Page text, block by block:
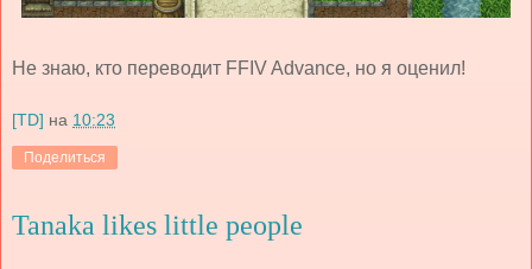
Не знаю, кто переводит FFIV Advance, но я оценил!
[TD] на 10:23
Поделиться
Tanaka likes little people